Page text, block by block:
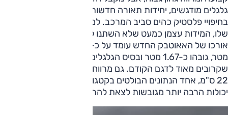
גלגלים מודגשים, יחידות תאורה חדשות ושימוש נרחב יותר
בחיפויי פלסטיק כהים סביב המרכב. למרות השינוי בקו האופייני
שלו, המידות עצמן כמעט שלא השתנו לעומת הדור היוצא.
שקרובים מאוד לדגם הקודם. גם מרווח הגחון נשאר שימושי עם
22 ס"מ, אחד הנתונים הבולטים בקטגוריה, אם לאאוטבק יש
יכולות הרבה יותר מגובשות לצאת להרפתקאות מורכבות.